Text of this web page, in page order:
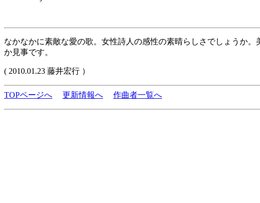
なかなかに素敵な愛の歌。女性詩人の感性の素晴らしさでしょうか
か見事です。
( 2010.01.23 藤井宏行 ）
TOPページへ 更新情報へ 作曲者一覧へ